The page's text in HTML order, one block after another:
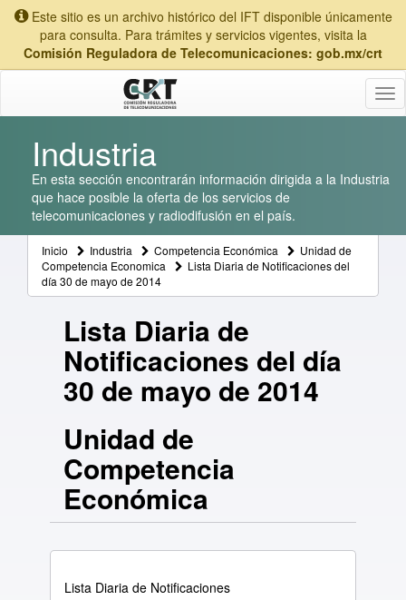
Este sitio es un archivo histórico del IFT disponible únicamente
para consulta. Para trámites y servicios vigentes, visita la
Comisión Reguladora de Telecomunicaciones: gob.mx/crt
Industria
En esta sección encontrarán información dirigida a la Industria
que hace posible la oferta de los servicios de
telecomunicaciones y radiodifusión en el país.
Inicio Industria Competencia Económica
Unidad de
Competencia Economica
Lista Diaria de Notificaciones del
día 30 de mayo de 2014
Lista Diaria de
Notificaciones del día
30 de mayo de 2014
Unidad de
Competencia
Económica
Lista Diaria de Notificaciones